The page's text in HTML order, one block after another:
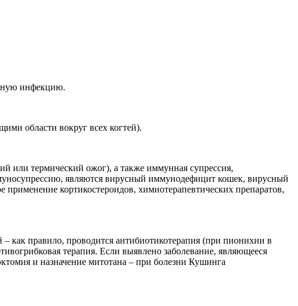
инфекцию.
области вокруг всех когтей).
или термический ожог), а также иммунная супрессия,
являются вирусный иммунодефицит кошек, вирусный
кортикостероидов, химиотерапевтических препаратов,
как правило, проводится антибиотикотерапия (при пионихии в
терапия. Если выявлено заболевание, являющееся
и назначение митотана – при болезни Кушинга